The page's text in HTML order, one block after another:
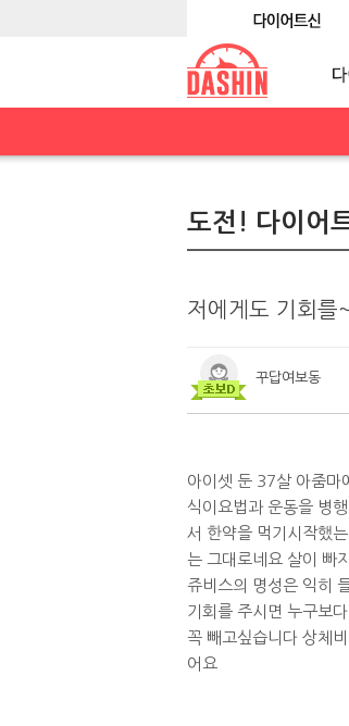
도전! 다이어
저에게도 기회를
꾸답여보동
아이셋 둔 37살 아줌마
식이요법과 운동을 병
서 한약을 먹기시작했
는 그대로네요 살이 빠
쥬비스의 명성은 익히
기회를 주시면 누구보
꼭 빼고싶습니다 상체
어요